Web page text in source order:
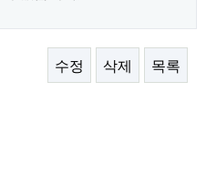
수정 삭제 목록